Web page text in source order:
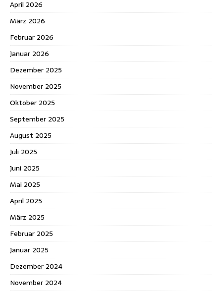
April 2026
März 2026
Februar 2026
Januar 2026
Dezember 2025
November 2025
Oktober 2025
September 2025
August 2025
Juli 2025
Juni 2025
Mai 2025
April 2025
März 2025
Februar 2025
Januar 2025
Dezember 2024
November 2024